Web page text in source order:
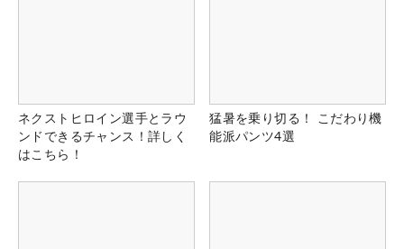
ネクストヒロイン選手とラウ
ンドできるチャンス！詳しく
はこちら！
猛暑を乗り切る！ こだわり機
能派パンツ4選